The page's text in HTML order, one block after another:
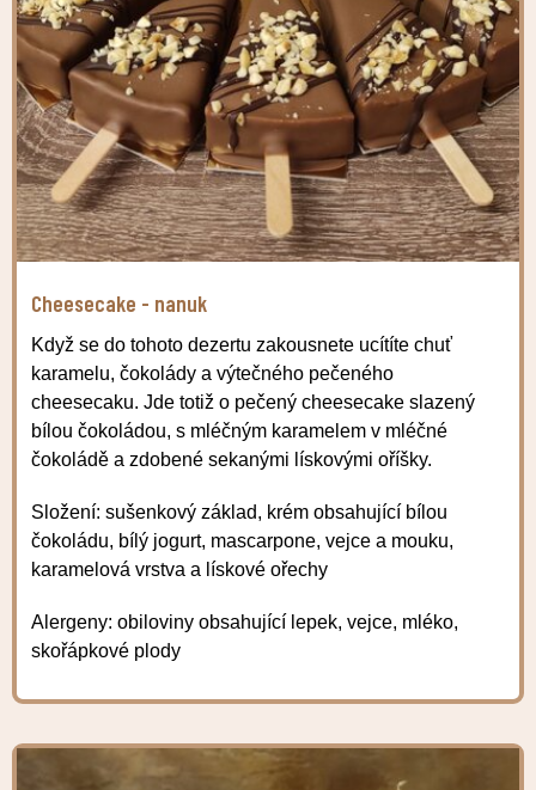
Cheesecake - nanuk
Když se do tohoto dezertu zakousnete ucítíte chuť
karamelu, čokolády a výtečného pečeného
cheesecaku. Jde totiž o pečený cheesecake slazený
bílou čokoládou, s mléčným karamelem v mléčné
čokoládě a zdobené sekanými lískovými oříšky.
Složení: sušenkový základ, krém obsahující bílou
čokoládu, bílý jogurt, mascarpone, vejce a mouku,
karamelová vrstva a lískové ořechy
Alergeny: obiloviny obsahující lepek, vejce, mléko,
skořápkové plody